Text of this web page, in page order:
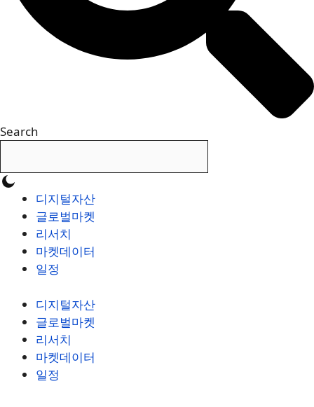
Search
디지털자산
글로벌마켓
리서치
마켓데이터
일정
디지털자산
글로벌마켓
리서치
마켓데이터
일정